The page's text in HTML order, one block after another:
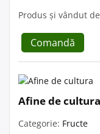
Produs și vândut
Comandă
Afine de cultura
Categorie: Fructe